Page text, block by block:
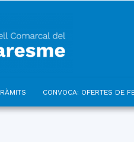
CONVOCA: OFERTES DE